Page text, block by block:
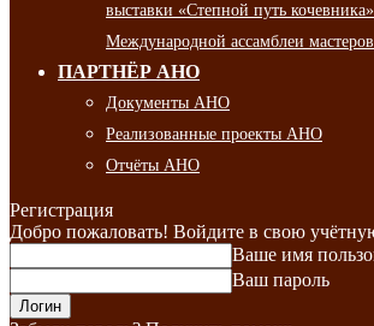
выставки «Степной путь
Международной ассамблеи
ПАРТНЁР АНО
Документы АНО
Реализованные проекты АНО
Отчёты АНО
Регистрация
Добро пожаловать! Войдите в свою
Ваше имя
Ваш пароль